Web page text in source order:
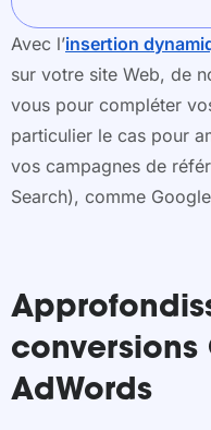
Avec l’insertion
sur votre site Web, de
vous pour compléter
particulier le cas pour
vos campagnes de
Search), comme
conversions
AdWords